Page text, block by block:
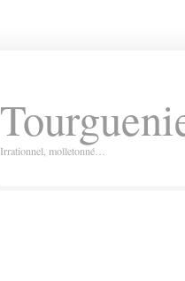
Irrationnel, molletonné…